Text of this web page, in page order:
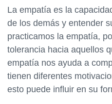
La empatía es la
de los demás y entender
practicamos la empatía,
tolerancia hacia aquellos
empatía nos ayuda a
tienen diferentes
esto puede influir en su